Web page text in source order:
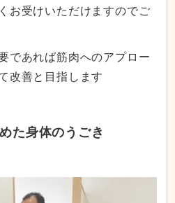
お受けいただけますのでご
であれば筋肉へのアプロー
改善と目指します
た身体のうごき